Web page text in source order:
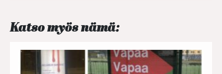
Katso myös nämä: